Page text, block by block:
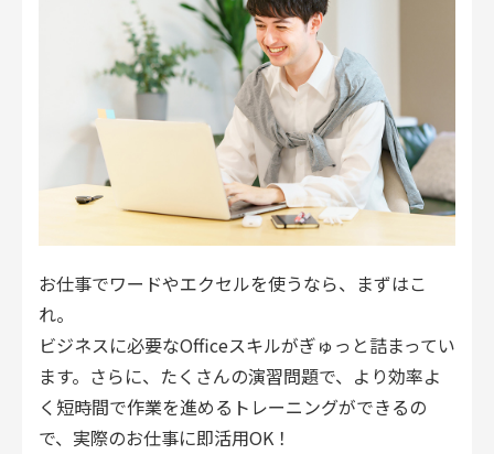
お仕事でワードやエクセルを使うなら、まずはこ
れ。
ビジネスに必要なOfficeスキルがぎゅっと詰まってい
ます。さらに、たくさんの演習問題で、より効率よ
く短時間で作業を進めるトレーニングができるの
で、実際のお仕事に即活用OK！